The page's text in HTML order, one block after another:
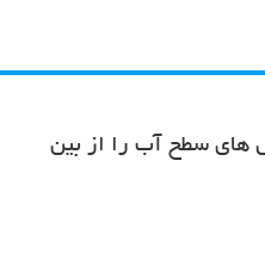
های سطح آب را از بین